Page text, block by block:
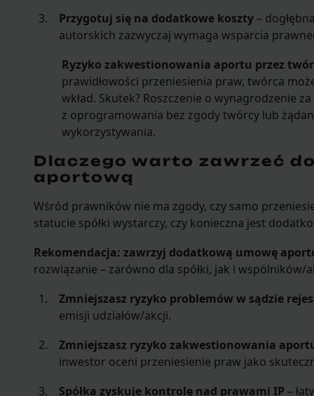
Przygotuj się na dodatkowe koszty –
autorskich zazwyczaj wymaga wsparcia
Ryzyko zakwestionowania aportu przez
prawidłowości przeniesienia praw, twórca
wkład. Skutek? Roszczenie o wynagrodzenie
z oprogramowania bez zgody twórcy lub
wykorzystywania.
Dlaczego warto zawrzeć
aportową
Wśród prawników nie ma zgody, czy samo
statucie spółki wystarczy, czy konieczna jest
Rekomendacja: zawrzyj dodatkową umowę
rozwiązanie – zarówno dla spółki, jak i wspólników/
Zmniejszasz ryzyko problemów w sądzie
emisji udziałów/akcji.
Zmniejszasz ryzyko zakwestionowania
inwestor oceni przeniesienie praw jako
Spółka zyskuje kontrolę nad prawami IP –